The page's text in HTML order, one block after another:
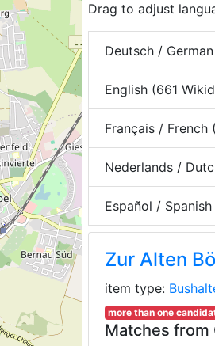
Drag to adjust
Deutsch /
English (661
Français / French
Nederlands /
Español /
Zur Alten
item type:
more than one
Matches from